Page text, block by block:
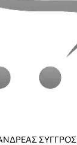
ΣΥΓΓΡΟΣ